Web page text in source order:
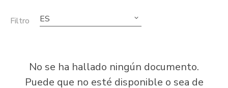
Filtro ES
No se ha hallado ningún documento.
Puede que no esté disponible o sea de